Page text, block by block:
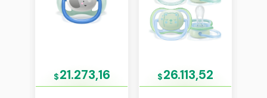
$21.273,16 $26.113,52